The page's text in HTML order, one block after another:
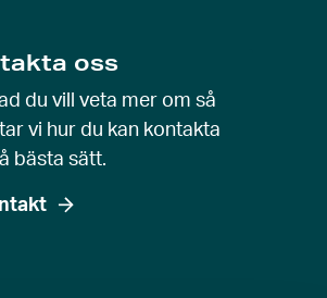
oss
du vill veta mer om så
vi hur du kan kontakta
bästa sätt.